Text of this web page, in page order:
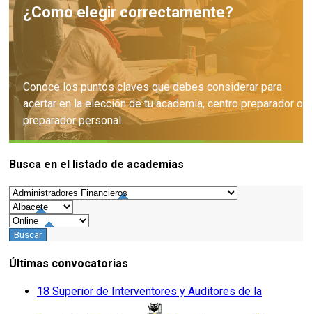
¿Como elegir correctamente?
Conoce los puntos claves que debes considerar para
acertar en la elección de tu academia, centro preparador o
preparador personal.
Consejos
Busca en el listado de academias
Últimas convocatorias
18 Superior de Interventores y Auditores de la